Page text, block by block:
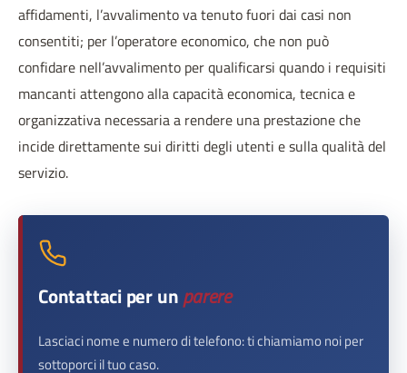
affidamenti, l’avvalimento va tenuto fuori dai casi non
consentiti; per l’operatore economico, che non può
confidare nell’avvalimento per qualificarsi quando i requisiti
mancanti attengono alla capacità economica, tecnica e
organizzativa necessaria a rendere una prestazione che
incide direttamente sui diritti degli utenti e sulla qualità del
servizio.
Contattaci per unparere
Lasciaci nome e numero di telefono: ti chiamiamo noi per
sottoporci il tuo caso.